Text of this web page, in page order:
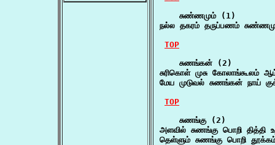
    சுண்ணமும் (1)
நல்ல தகரம் தருப்பணம்
TOP
    சுணங்கன் (2)
சுரிகொள் முசு கோலாங்கூலம்
மேய முடுவல் சுணங்கன் நாய்
TOP
    சுணங்கு (2)
அளவில் சுணங்கு பொறி தித்தி
தெள்ளும் சுணங்கு பொறி